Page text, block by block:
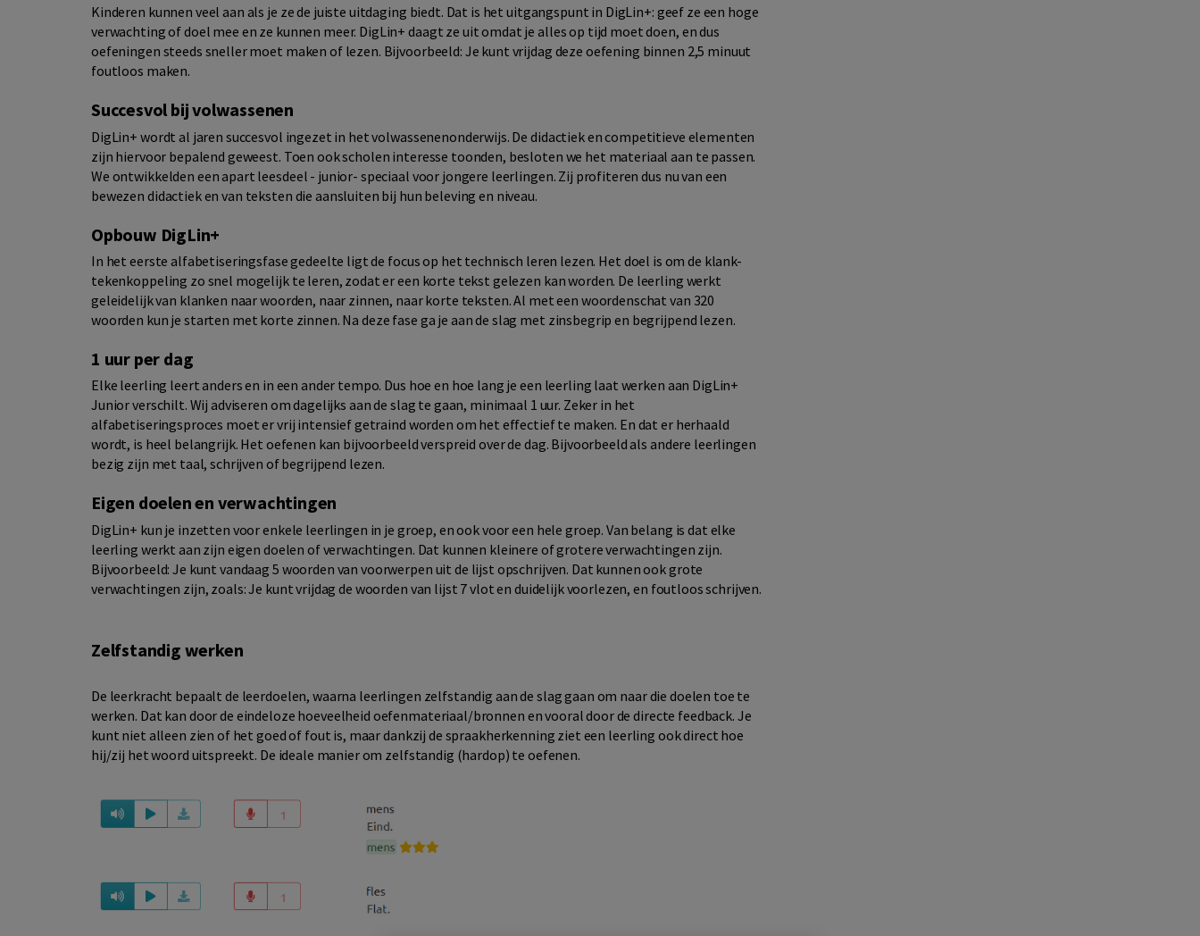
Kinderen kunnen veel aan als je ze de juiste uitdaging biedt. Dat is het uitgangspunt in DigLin+: geef ze een hoge
verwachting of doel mee en ze kunnen meer. DigLin+ daagt ze uit omdat je alles op tijd moet doen, en dus
oefeningen steeds sneller moet maken of lezen. Bijvoorbeeld: Je kunt vrijdag deze oefening binnen 2,5 minuut
foutloos maken.
Succesvol bij volwassenen
DigLin+ wordt al jaren succesvol ingezet in het volwassenenonderwijs. De didactiek en competitieve elementen
zijn hiervoor bepalend geweest. Toen ook scholen interesse toonden, besloten we het materiaal aan te passen.
We ontwikkelden een apart leesdeel - junior- speciaal voor jongere leerlingen. Zij profiteren dus nu van een
bewezen didactiek en van teksten die aansluiten bij hun beleving en niveau.
Opbouw DigLin+
In het eerstealfabetiseringsfasegedeelte ligt de focus op het technisch leren lezen. Het doel is om de klank-
tekenkoppeling zo snel mogelijk te leren, zodat er een korte tekst gelezen kan worden. De leerling werkt
geleidelijk van klanken naar woorden, naar zinnen, naar korte teksten. Al met een woordenschat van 320
woorden kun je starten met korte zinnen. Na deze fase ga je aan de slag met zinsbegrip en begrijpend lezen.
1 uur per dag
Elke leerling leert anders en in een ander tempo. Dus hoe en hoe lang je een leerling laat werken aan DigLin+
Junior verschilt. Wij adviseren om dagelijks aan de slag te gaan, minimaal 1 uur. Zeker in het
alfabetiseringsproces moet er vrij intensief getraind worden om het effectief te maken. En dat er herhaald
wordt, is heel belangrijk. Het oefenen kan bijvoorbeeld verspreid over de dag. Bijvoorbeeld als andere leerlingen
bezig zijn met taal, schrijven of begrijpend lezen.
Eigen doelen en verwachtingen
DigLin+ kun je inzetten voor enkele leerlingen in je groep, en ook voor een hele groep. Van belang is dat elke
leerling werkt aan zijn eigen doelen of verwachtingen. Dat kunnen kleinere of grotere verwachtingen zijn.
Bijvoorbeeld: Je kunt vandaag 5 woorden van voorwerpen uit de lijst opschrijven. Dat kunnen ook grote
verwachtingen zijn, zoals: Je kunt vrijdag de woorden van lijst 7 vlot en duidelijk voorlezen, en foutloos schrijven.
Zelfstandig werken
De leerkracht bepaalt de leerdoelen, waarna leerlingen zelfstandig aan de slag gaan om naar die doelen toe te
werken. Dat kan door de eindeloze hoeveelheid oefenmateriaal/bronnen en vooral door de directe feedback. Je
kunt niet alleen zien of het goed of fout is, maardankzij de spraakherkenning ziet een leerling ookdirect hoe
hij/zij het woord uitspreekt. De ideale manier om zelfstandig (hardop) te oefenen.